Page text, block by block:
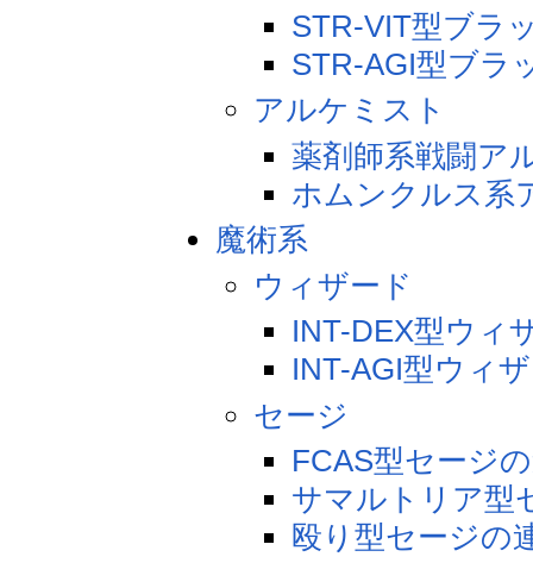
STR-VIT型ブラ
STR-AGI型ブラ
アルケミスト
薬剤師系戦闘ア
ホムンクルス系
魔術系
ウィザード
INT-DEX型ウィ
INT-AGI型ウィ
セージ
FCAS型セージ
サマルトリア型
殴り型セージの